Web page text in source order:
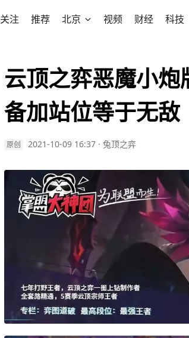
关注 推荐 北京 视频 财经 科技
云顶之弈恶魔小
备加站位等于无敌
原创 2021-10-09 16:37 · 兔顶之弈